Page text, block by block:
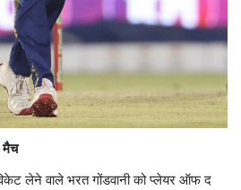
मैच
लेने वाले भरत गोंडवानी को प्लेयर ऑफ द